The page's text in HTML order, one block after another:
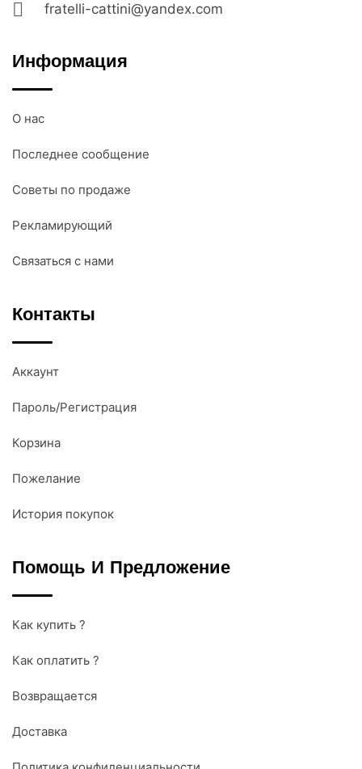
fratelli-cattini@yandex.com
Информация
О нас
Последнее сообщение
Советы по продаже
Рекламирующий
Связаться с нами
Контакты
Аккаунт
Пароль/Регистрация
Корзина
Пожелание
История покупок
Помощь И Предложение
Как купить ?
Как оплатить ?
Возвращается
Доставка